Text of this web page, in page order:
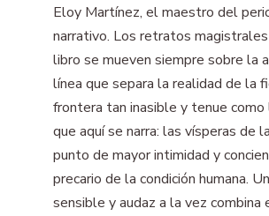
Eloy Martínez, el maestro del
narrativo. Los retratos
libro se mueven siempre sobre la
línea que separa la realidad de la
frontera tan inasible y tenue como
que aquí se narra: las vísperas de
punto de mayor intimidad y
precario de la condición humana.
sensible y audaz a la vez combina